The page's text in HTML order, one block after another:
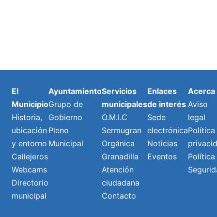
El
Municipio
Historia,
ubicación
y entorno
Callejeros
Webcams
Directorio
municipal
Ayuntamiento
Grupo de
Gobierno
Pleno
Municipal
Servicios
municipales
O.M.I.C
Sermugran
Orgánica
Granadilla
Atención
ciudadana
Contacto
Enlaces
de interés
Sede
electrónica
Noticias
Eventos
Acerca
Aviso
legal
Política
Política